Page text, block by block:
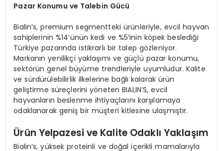
Pazar Konumu ve Talebin Gücü
Bialin’s, premium segmentteki ürünleriyle, evcil hayvan
sahiplerinin %14’ünün kedi ve %5’inin köpek beslediği
Türkiye pazarında istikrarlı bir talep gözleniyor.
Markanın yenilikçi yaklaşımı ve güçlü pazar konumu,
sektörün genel büyüme trendleriyle uyumludur. Kalite
ve sürdürülebilirlik ilkelerine bağlı kalarak ürün
geliştirme süreçlerini yöneten BIALIN’S, evcil
hayvanların beslenme ihtiyaçlarını karşılamaya
odaklanarak geniş bir müşteri kitlesine ulaşmıştır.
Ürün Yelpazesi ve Kalite Odaklı Yaklaşım
Bialin’s, yüksek proteinli ve doğal içerikli mamalarıyla